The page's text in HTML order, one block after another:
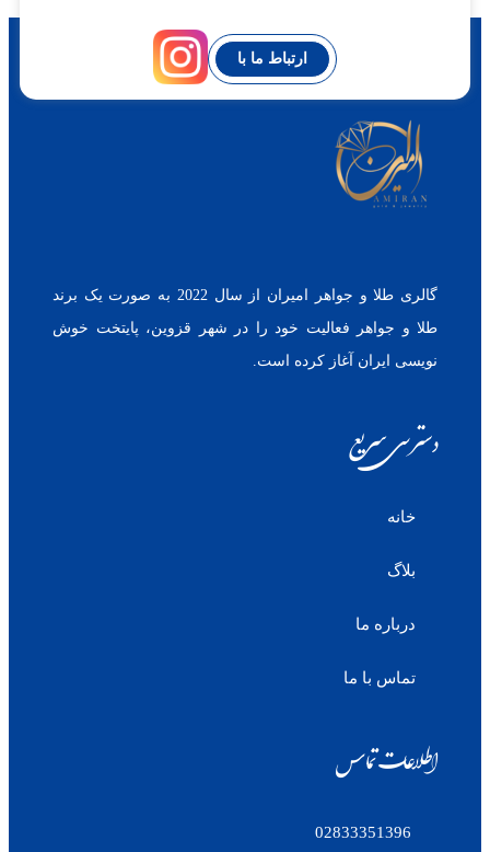
ارتباط ما با
گالری طلا و جواهر امیران از سال 2022 به صورت یک برند
طلا و جواهر فعالیت خود را در شهر قزوین، پایتخت خوش
نویسی ایران آغاز کرده است.
دسترسی سریع
خانه
بلاگ
درباره ما
تماس با ما
اطلاعات تماس
02833351396